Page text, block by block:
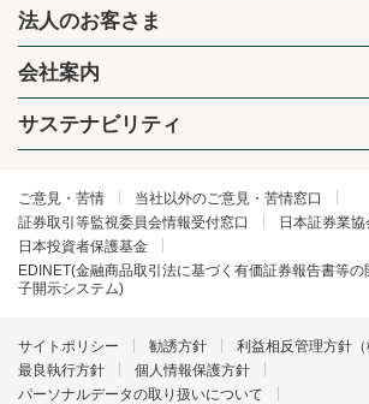
法人のお客さま
会社案内
サステナビリティ
ご意見・苦情
当社以外のご意見・苦情窓口
証券取引等監視委員会情報受付窓口
日本証券業協
日本投資者保護基金
EDINET(金融商品取引法に基づく有価証券報告書等
子開示システム)
サイトポリシー 勧誘方針
利益相反管理方針（
最良執行方針
個人情報保護方針
パーソナルデータの取り扱いについて